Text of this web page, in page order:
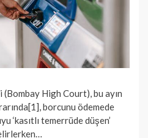
(Bombay High Court), bu ayın
borcunu ödemede
‘kasıtlı temerrüde düşen’